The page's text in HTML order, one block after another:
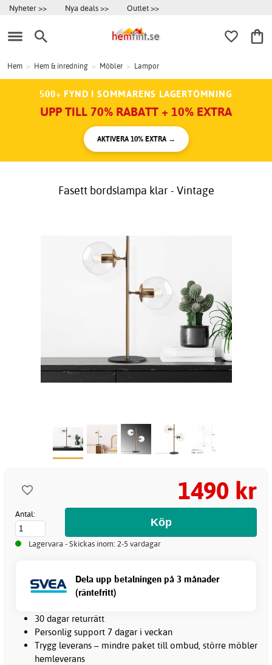
Nyheter >> Nya deals >> Outlet >>
Hem > Hem & inredning > Möbler > Lampor
500+ FYND I SOMMARENS LAGERTÖMNING
UPP TILL 70% RABATT + 10% EXTRA
AKTIVERA 10% EXTRA →
Fasett bordslampa klar - Vintage
1490 kr
Antal:
Lagervara - Skickas inom: 2-5 vardagar
Dela upp betalningen på 3 månader
(räntefritt)
30 dagar returrätt
Personlig support 7 dagar i veckan
Trygg leverans – mindre paket till ombud, större möbler
hemleverans